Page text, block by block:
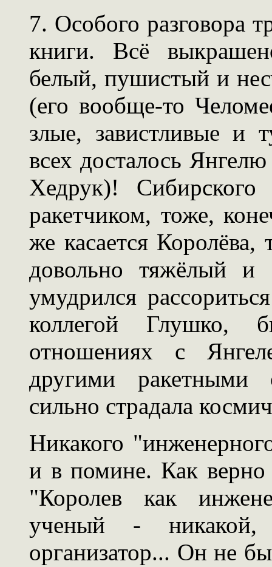
7. Особого разговора
книги. Всё
белый, пушистый и
(его вообще-то
злые, завистливые и
всех досталось
Хедрук)!
ракетчиком, тоже,
же касается
довольно тяжёлый и
умудрился
коллегой Глушко,
отношениях с
другими ракетными
сильно страдала
Никакого
и в помине. Как
"Королев как
ученый -
организатор... Он не